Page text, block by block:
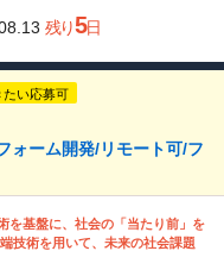
残り5日
たい応募可
ォーム開発/リモート可/フ
を基盤に、社会の「当たり前」を
技術を用いて、未来の社会課題